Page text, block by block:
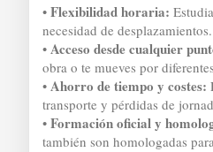
• Flexibilidad horaria:
necesidad de desplazamientos.
• Acceso desde cualquier
obra o te mueves por
• Ahorro de tiempo y costes:
transporte y pérdidas de
• Formación oficial y
también son homologadas